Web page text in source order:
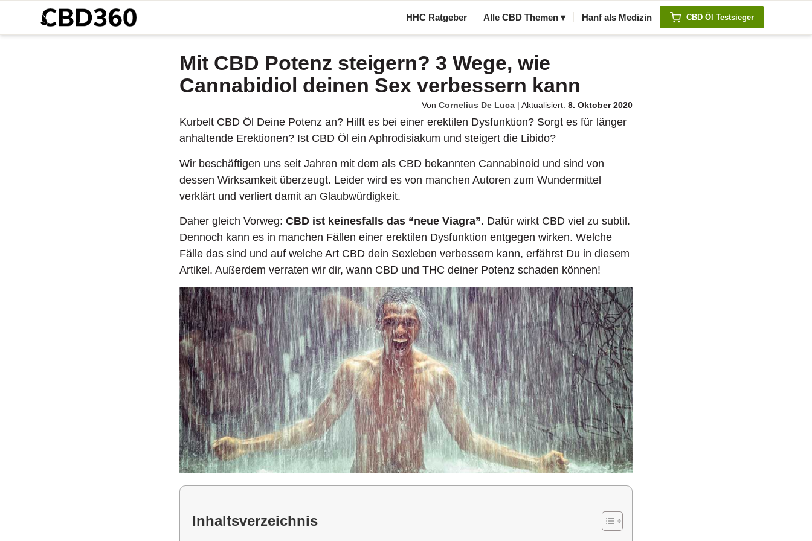
HHC Ratgeber Alle CBD Themen ▾ Hanf als Medizin CBD Öl Testsieger
Mit CBD Potenz steigern? 3 Wege, wie
Cannabidiol deinen Sex verbessern kann
Von Cornelius De Luca | Aktualisiert: 8. Oktober 2020
Kurbelt CBD Öl Deine Potenz an? Hilft es bei einer erektilen Dysfunktion? Sorgt es für länger
anhaltende Erektionen? Ist CBD Öl ein Aphrodisiakum und steigert die Libido?
Wir beschäftigen uns seit Jahren mit dem als CBD bekannten Cannabinoid und sind von
dessen Wirksamkeit überzeugt. Leider wird es von manchen Autoren zum Wundermittel
verklärt und verliert damit an Glaubwürdigkeit.
Daher gleich Vorweg: CBD ist keinesfalls das “neue Viagra”. Dafür wirkt CBD viel zu subtil.
Dennoch kann es in manchen Fällen einer erektilen Dysfunktion entgegen wirken. Welche
Fälle das sind und auf welche Art CBD dein Sexleben verbessern kann, erfährst Du in diesem
Artikel. Außerdem verraten wir dir, wann CBD und THC deiner Potenz schaden können!
Inhaltsverzeichnis